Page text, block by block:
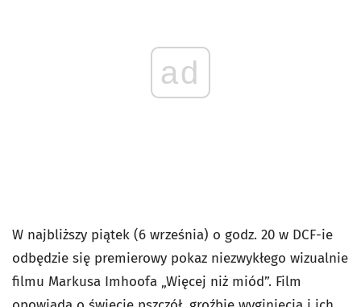
ad
W najbliższy piątek (6 września) o godz. 20 w DCF-ie
odbędzie się premierowy pokaz niezwykłego wizualnie
filmu Markusa Imhoofa „Więcej niż miód”. Film